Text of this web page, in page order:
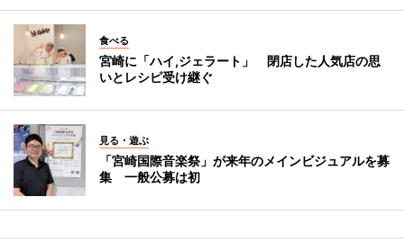
食べる
宮崎に「ハイ,ジェラート」 閉店した人気店の思
いとレシピ受け継ぐ
見る・遊ぶ
「宮崎国際音楽祭」が来年のメインビジュアルを募
集 一般公募は初